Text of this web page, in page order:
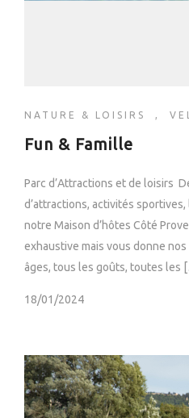
NATURE & LOISIRS ,
Fun & Famille
Parc d’Attractions et de loisirs
d’attractions, activités
notre Maison d’hôtes Côté
exhaustive mais vous donne
âges, tous les goûts, toutes les
18/01/2024